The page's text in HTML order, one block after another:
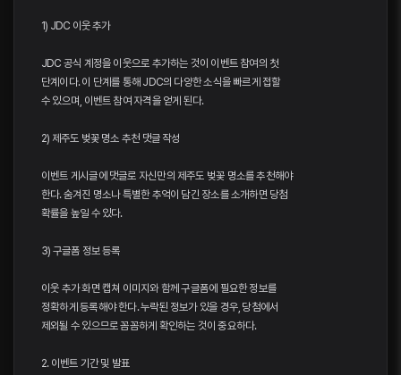
1) JDC 이웃 추가
JDC 공식 계정을 이웃으로 추가하는 것이 이벤트 참여의 첫
단계이다. 이 단계를 통해 JDC의 다양한 소식을 빠르게 접할
수 있으며, 이벤트 참여 자격을 얻게 된다.
2) 제주도 벚꽃 명소 추천 댓글 작성
이벤트 게시글에 댓글로 자신만의 제주도 벚꽃 명소를 추천해야
한다. 숨겨진 명소나 특별한 추억이 담긴 장소를 소개하면 당첨
확률을 높일 수 있다.
3) 구글폼 정보 등록
이웃 추가 화면 캡쳐 이미지와 함께 구글폼에 필요한 정보를
정확하게 등록해야 한다. 누락된 정보가 있을 경우, 당첨에서
제외될 수 있으므로 꼼꼼하게 확인하는 것이 중요하다.
2. 이벤트 기간 및 발표